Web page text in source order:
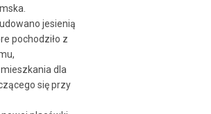
jesienią
pochodziło z
dla
się przy